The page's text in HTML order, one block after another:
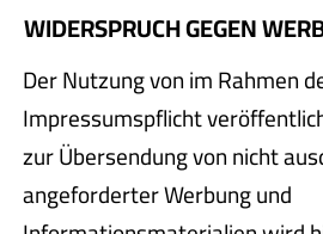
WIDERSPRUCH GEGEN
Der Nutzung von im Rahmen
Impressumspflicht
zur Übersendung von nicht
angeforderter Werbung und